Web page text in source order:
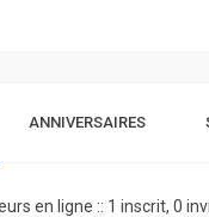
ANNIVERSAIRES
en ligne :: 1 inscrit, 0